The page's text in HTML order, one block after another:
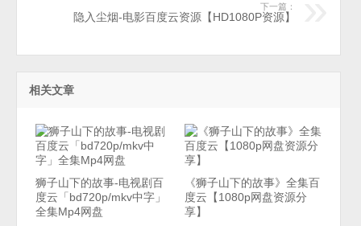
下一篇：
隐入尘烟-电影百度云资源【HD1080P资源】
相关文章
狮子山下的故事-电视剧百
度云「bd720p/mkv中字」
全集Mp4网盘
《狮子山下的故事》全集百
度云【1080p网盘资源分
享】